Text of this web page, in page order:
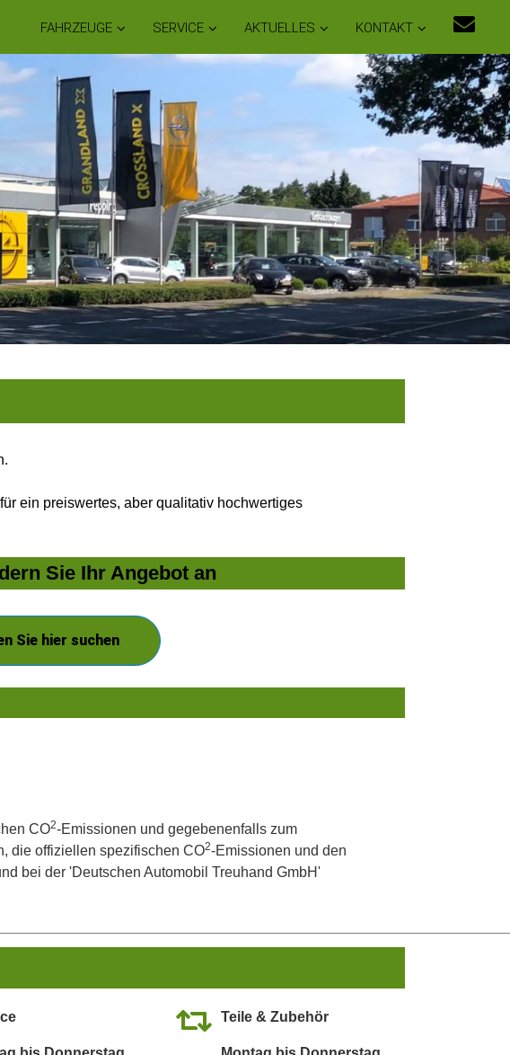
FAHRZEUGE SERVICE AKTUELLES KONTAKT
ein preiswertes, aber qualitativ hochwertiges
Sie Ihr Angebot an
Sie hier suchen
CO2-Emissionen und gegebenenfalls zum
die offiziellen spezifischen CO2-Emissionen und den
bei der 'Deutschen Automobil Treuhand GmbH'
Teile & Zubehör